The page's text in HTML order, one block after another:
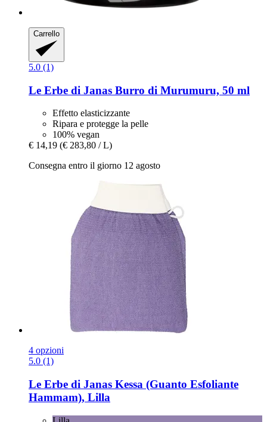
Carrello
5.0 (1)
Le Erbe di Janas Burro di Murumuru, 50 ml
Effetto elasticizzante
Ripara e protegge la pelle
100% vegan
€ 14,19 (€ 283,80 / L)
Consegna entro il giorno 12 agosto
4 opzioni
5.0 (1)
Le Erbe di Janas Kessa (Guanto Esfoliante
Hammam), Lilla